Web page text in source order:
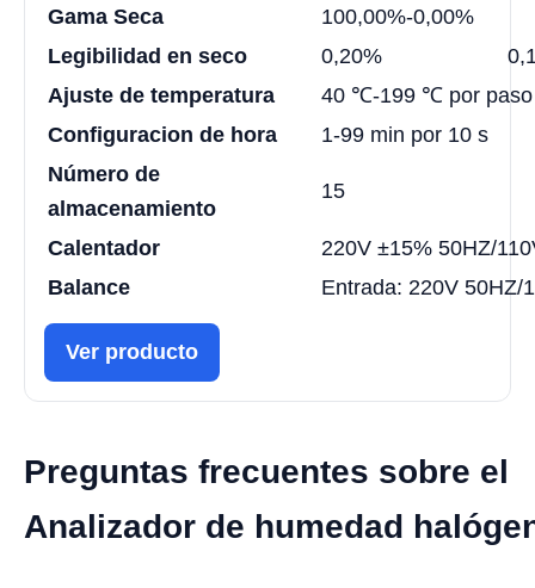
Gama Seca
100,00%-0,00%
Legibilidad en seco
0,20%
Ajuste de temperatura
40 ℃-199 ℃ por
Configuracion de hora
1-99 min por 10 s
Número de
almacenamiento
15
Calentador
220V ±15% 50HZ/
Balance
Entrada: 220V 50HZ/
Ver producto
Preguntas frecuentes sobre el
Analizador de humedad